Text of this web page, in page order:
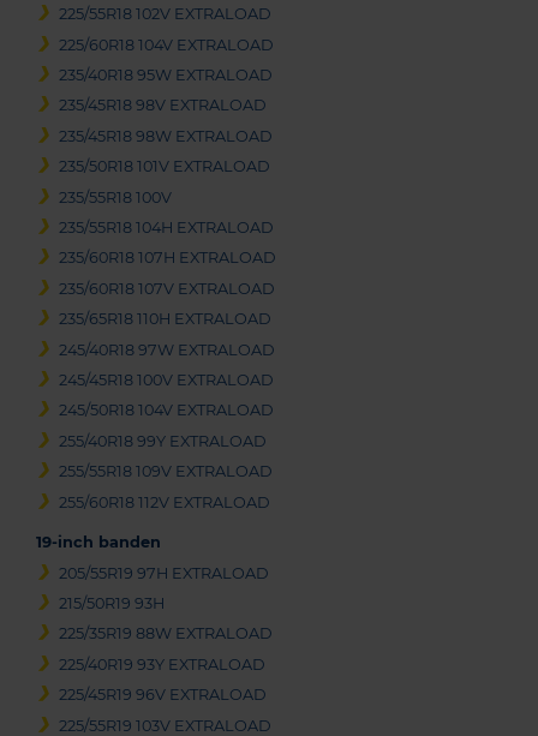
225/55R18 102V EXTRALOAD
225/60R18 104V EXTRALOAD
235/40R18 95W EXTRALOAD
235/45R18 98V EXTRALOAD
235/45R18 98W EXTRALOAD
235/50R18 101V EXTRALOAD
235/55R18 100V
235/55R18 104H EXTRALOAD
235/60R18 107H EXTRALOAD
235/60R18 107V EXTRALOAD
235/65R18 110H EXTRALOAD
245/40R18 97W EXTRALOAD
245/45R18 100V EXTRALOAD
245/50R18 104V EXTRALOAD
255/40R18 99Y EXTRALOAD
255/55R18 109V EXTRALOAD
255/60R18 112V EXTRALOAD
19-inch banden
205/55R19 97H EXTRALOAD
215/50R19 93H
225/35R19 88W EXTRALOAD
225/40R19 93Y EXTRALOAD
225/45R19 96V EXTRALOAD
225/55R19 103V EXTRALOAD